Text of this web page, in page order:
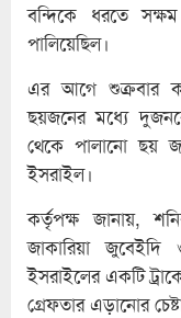
বন্দিকে ধরতে
পালিয়েছিল।
এর আগে শুক্রবার
ছয়জনের মধ্যে
থেকে পালানো ছয়
ইসরাইল।
কর্তৃপক্ষ জানায়,
জাকারিয়া
ইসরাইলের একটি
গ্রেফতার এড়ানোর